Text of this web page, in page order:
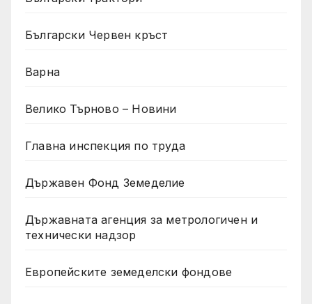
Български Червен кръст
Варна
Велико Търново – Новини
Главна инспекция по труда
Държавен Фонд Земеделие
Държавната агенция за метрологичен и
технически надзор
Европейските земеделски фондове